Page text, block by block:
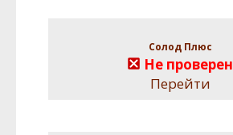
Солод Плюс
Не проверен
Перейти